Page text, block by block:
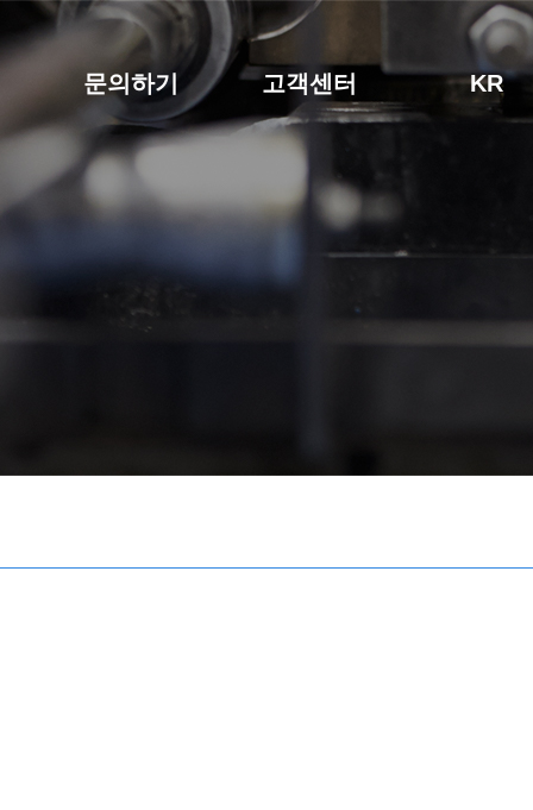
문의하기 고객센터 KR